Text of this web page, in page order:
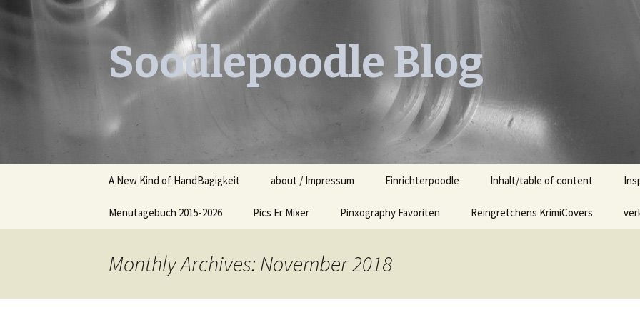
Soodlepoodle Blog
content
A New Kind of HandBagigkeit about / Impressum Einrichterpoodle Inhalt/table of content
Menütagebuch 2015-2026
Menütagebuch 2016
Pics Er Mixer Pinxography Favoriten Reingretchens KrimiCovers
Monthly Archives: November 2018